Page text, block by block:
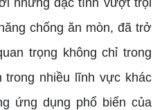
những đặc tính vượt trội
chống ăn mòn, đã trở
trọng không chỉ trong
trong nhiều lĩnh vực khác
ứng dụng phổ biến của